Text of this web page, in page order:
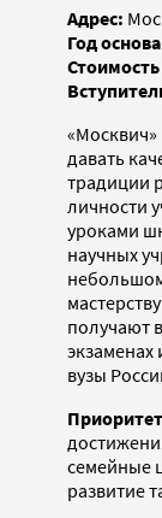
Адрес:
Год
«Москвич»
давать
традиции
личности
уроками
научных
получают
вузы
семейные
развитие